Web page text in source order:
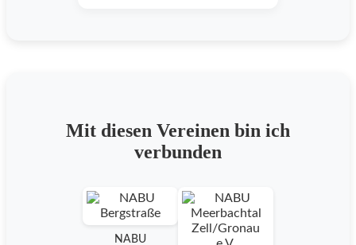
Mit diesen Vereinen bin ich
verbunden
NABU